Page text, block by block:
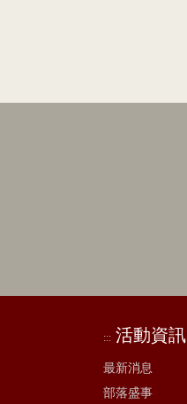
::: 活動資訊
最新消息
部落盛事